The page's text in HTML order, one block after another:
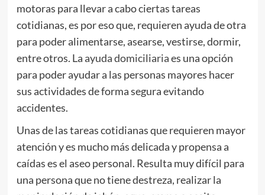
motoras para llevar a cabo ciertas tareas
cotidianas, es por eso que, requieren ayuda de otra
para poder alimentarse, asearse, vestirse, dormir,
entre otros. La ayuda domiciliariaes una opción
para poder ayudar a las personas mayores hacer
sus actividades de forma segura evitando
accidentes.
Unas de las tareas cotidianas que requieren mayor
atención y es mucho más delicada y propensa a
caídas es el aseo personal. Resulta muy difícil para
una persona que no tiene destreza, realizar la